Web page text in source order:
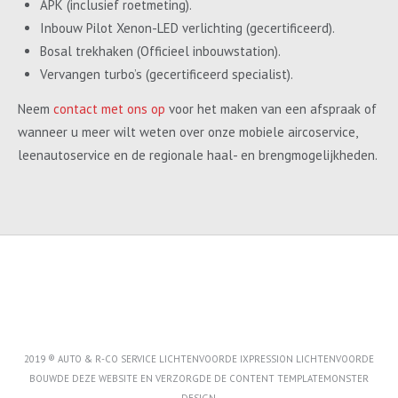
APK (inclusief roetmeting).
Inbouw Pilot Xenon-LED verlichting (gecertificeerd).
Bosal trekhaken (Officieel inbouwstation).
Vervangen turbo’s (gecertificeerd specialist).
Neem contact met ons op voor het maken van een afspraak of
wanneer u meer wilt weten over onze mobiele aircoservice,
leenautoservice en de regionale haal- en brengmogelijkheden.
2019 ® AUTO & R-CO SERVICE LICHTENVOORDE IXPRESSION LICHTENVOORDE
BOUWDE DEZE WEBSITE EN VERZORGDE DE CONTENT TEMPLATEMONSTER